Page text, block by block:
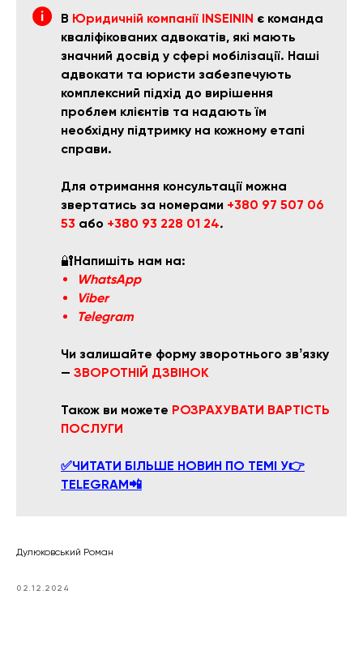
В Юридичній компанії INSEININ є команда
кваліфікованих адвокатів, які мають
значний досвід у сфері мобілізації. Наші
адвокати та юристи забезпечують
комплексний підхід до вирішення
проблем клієнтів та надають їм
необхідну підтримку на кожному етапі
справи.
Для отримання консультації можна
звертатись за номерами +380 97 507 06
53 або +380 93 228 01 24.
🔐Напишіть нам на:
WhatsApp
Viber
Telegram
Чи залишайте форму зворотнього звʼязку
— ЗВОРОТНІЙ ДЗВІНОК
Також ви можете РОЗРАХУВАТИ ВАРТІСТЬ
ПОСЛУГИ
✅ЧИТАТИ БІЛЬШЕ НОВИН ПО ТЕМІ У👉
TELEGRAM📲
Дулюковський Роман
02.12.2024